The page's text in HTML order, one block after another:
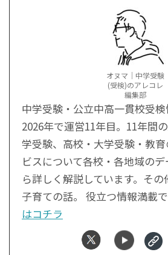
オヌマ｜中学受験
(受検)のアレコレ
編集部
中学受験・公立中高一貫校受検
2026年で運営11年目。11年間
学受験、高校・大学受験・教
ビスについて各校・各地域の
ら詳しく解説しています。その
子育ての話。 役立つ情報満載で
はコチラ